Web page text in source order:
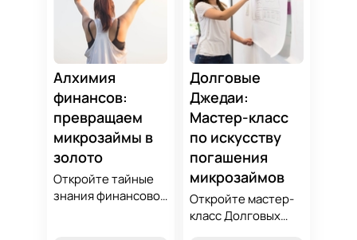
Алхимия
финансов:
превращаем
микрозаймы в
золото
Откройте тайные
знания финансовой
Долговые
Джедаи:
Мастер-класс
по искусству
погашения
микрозаймов
Откройте мастер-
класс Долговых